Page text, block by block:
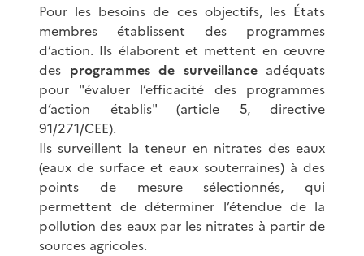
Pour les besoins de ces objectifs, les États
membres établissent des programmes
d’action. Ils élaborent et mettent en œuvre
des programmes de surveillanceadéquats
pour "évaluer l’efficacité des programmes
d’action établis" (article 5, directive
91/271/CEE).
Ils surveillent la teneur en nitrates des eaux
(eaux de surface et eaux souterraines) à des
points de mesure sélectionnés, qui
permettent de déterminer l’étendue de la
pollution des eaux par les nitrates à partir de
sources agricoles.